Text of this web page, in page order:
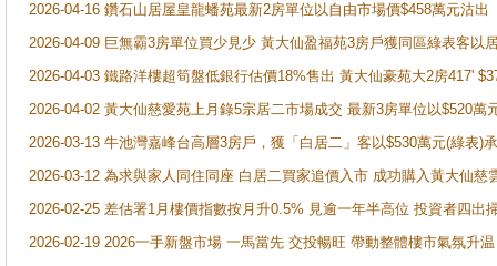
2026-04-16 鑽石山居屋皇龍蟠苑最新2房單位以自由市場價$458萬元沽出
2026-04-09 巨無霸3房單位買少見少 黃大仙盈福苑3房戶獲同區綠表客以
2026-04-03 鐵路洋樓超筍盤低銀行估價18%售出 黃大仙豪苑大2房417'
2026-04-02 黃大仙慈愛苑上月錄5宗居二市場成交 最新3房單位以$520萬
2026-03-13 牛池灣嘉峰台高層3房戶，獲「白居二」客以$530萬元(綠表)
2026-03-12 為求與家人同住同座 白居二買家追價入市 成功購入黃大仙
2026-02-25 差估署1月樓價指數按月升0.5% 見逾一年半高位 投資者四
2026-02-19 2026一手新盤市場 一馬當先 交投暢旺 帶動整體樓市氣氛升